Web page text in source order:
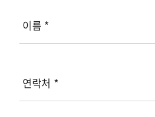
이름 *
연락처 *